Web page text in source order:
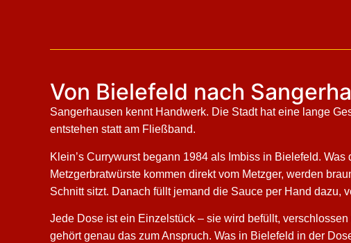
Von Bielefeld nach
Sangerhausen kennt Handwerk. Die Stadt hat eine lange
entstehen statt am Fließband.
Klein’s Currywurst begann 1984 als Imbiss in Bielefeld.
Metzgerbratwürste kommen direkt vom Metzger, werden
Schnitt sitzt. Danach füllt jemand die Sauce per Hand dazu,
Jede Dose ist ein Einzelstück – sie wird befüllt,
gehört genau das zum Anspruch. Was in Bielefeld in der